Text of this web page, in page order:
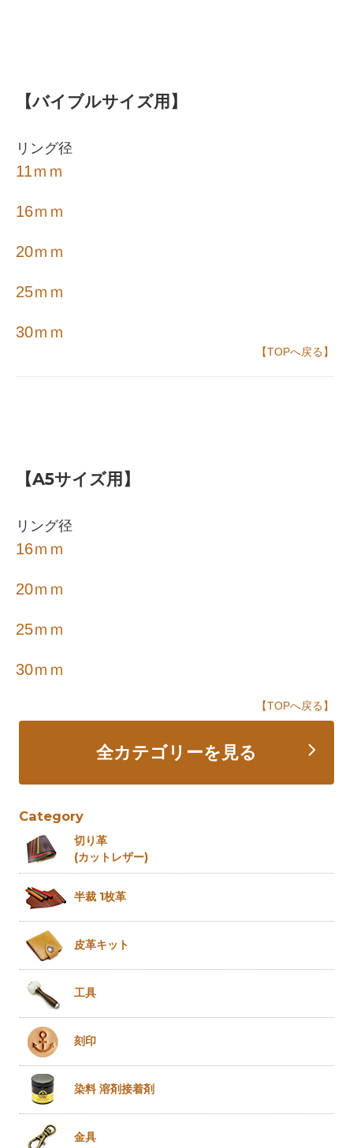
【バイブルサイズ用】
リング径
11ｍｍ
16ｍｍ
20ｍｍ
25ｍｍ
30ｍｍ
【TOPへ戻る】
【A5サイズ用】
リング径
16ｍｍ
20ｍｍ
25ｍｍ
30ｍｍ
【TOPへ戻る】
全カテゴリーを見る
Category
切り革
(カットレザー)
半裁 1枚革
皮革キット
工具
刻印
染料 溶剤接着剤
金具